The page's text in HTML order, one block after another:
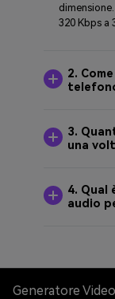
320 Kbps a
2.
3.
una
4. Qual
audio
Generatore